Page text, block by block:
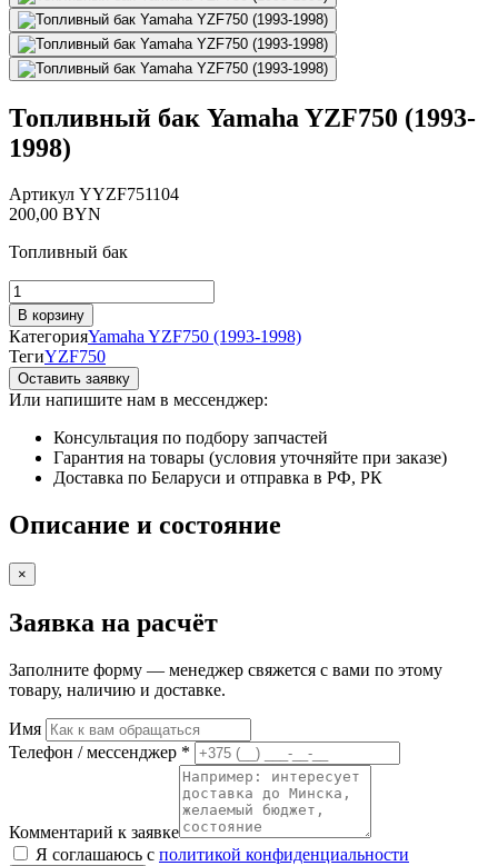
Топливный бак Yamaha YZF750 (1993-
1998)
Артикул YYZF751104
200,00 BYN
Топливный бак
Количество
товара
Топливный
бак
Yamaha
YZF750
(1993-
В корзину
КатегорияYamaha YZF750 (1993-1998)
ТегиYZF750
Оставить заявку
Или напишите нам в мессенджер:
Консультация по подбору запчастей
Гарантия на товары (условия уточняйте при заказе)
Доставка по Беларуси и отправка в РФ, РК
Описание и состояние
×
Заявка на расчёт
Заполните форму — менеджер свяжется с вами по этому
товару, наличию и доставке.
Имя
Телефон / мессенджер *
Комментарий к заявке
Я соглашаюсь с политикой конфиденциальности